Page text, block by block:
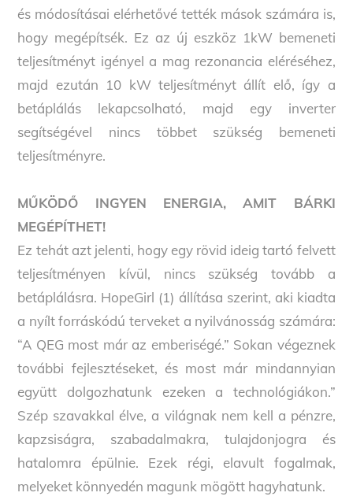
és módosításai elérhetővé tették mások számára is,
hogy megépítsék. Ez az új eszköz 1kW bemeneti
teljesítményt igényel a mag rezonancia eléréséhez,
majd ezután 10 kW teljesítményt állít elő, így a
betáplálás lekapcsolható, majd egy inverter
segítségével nincs többet szükség bemeneti
teljesítményre.
MŰKÖDŐ INGYEN ENERGIA, AMIT BÁRKI
MEGÉPÍTHET!
Ez tehát azt jelenti, hogy egy rövid ideig tartó felvett
teljesítményen kívül, nincs szükség tovább a
betáplálásra. HopeGirl (1) állítása szerint, aki kiadta
a nyílt forráskódú terveket a nyilvánosság számára:
“A QEG most már az emberiségé.” Sokan végeznek
további fejlesztéseket, és most már mindannyian
együtt dolgozhatunk ezeken a technológiákon.”
Szép szavakkal élve, a világnak nem kell a pénzre,
kapzsiságra, szabadalmakra, tulajdonjogra és
hatalomra épülnie. Ezek régi, elavult fogalmak,
melyeket könnyedén magunk mögött hagyhatunk.